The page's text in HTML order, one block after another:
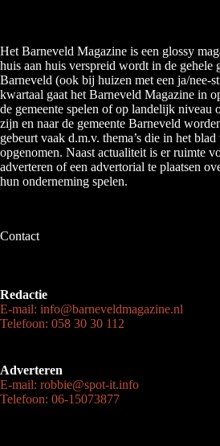
Het Barneveld Magazine is een glossy
huis aan huis verspreid wordt in de gehele
Barneveld (ook bij huizen met een ja/nee-
kwartaal gaat het Barneveld Magazine in
de gemeente spelen of op landelijk niveau
zijn en naar de gemeente Barneveld
gebeurt vaak d.m.v. thema’s die in het
opgenomen. Naast actualiteit is er ruimte
adverteren of een advertorial te plaatsen
hun onderneming spelen.
Contact
Redactie
E-mail: info@barneveldmagazine.nl
Telefoon: 058 30 30 112
Adverteren
E-mail: robbie@spot-it.info
Telefoon: 06-15073877